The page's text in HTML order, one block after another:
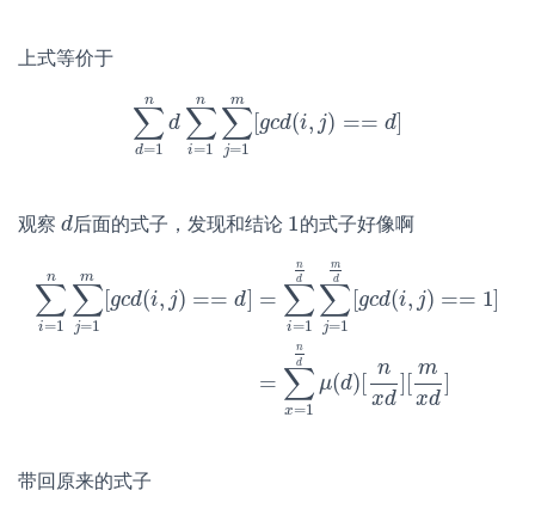
上式等价于
∑
d=1
n
d ∑
i=1
n ∑
j=1
m
[gcd(i, j) == d]
∑d =1 nd =1 n∑j=1m[ g cd(i,j )==
观察 d
d后面的式子，发现和结论 1
1的式子好像啊
∑
i=1
n ∑
j=1
m
[gcd(i, j) == d] = ∑
i=1
n
d
∑
j=1
m
d
[gcd(i, j) == 1]
= ∑
x=1
n
d
μ(d)[
n
xd
] [
m
xd
]
∑ =1 n ∑j =1n d ∑j
带回原来的式子